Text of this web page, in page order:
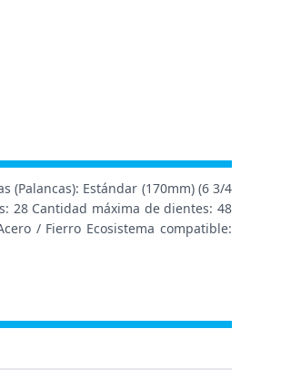
(Palancas): Estándar (170mm) (6 3/4
28 Cantidad máxima de dientes: 48
/ Fierro Ecosistema compatible: